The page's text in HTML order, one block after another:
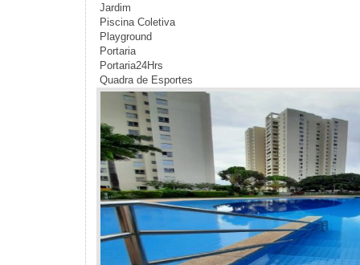
Jardim
Piscina Coletiva
Playground
Portaria
Portaria24Hrs
Quadra de Esportes